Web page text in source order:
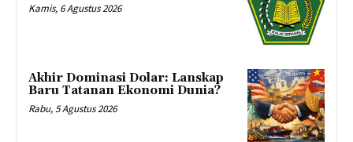
Kamis, 6 Agustus 2026
Akhir Dominasi Dolar: Lanskap
Baru Tatanan Ekonomi Dunia?
Rabu, 5 Agustus 2026